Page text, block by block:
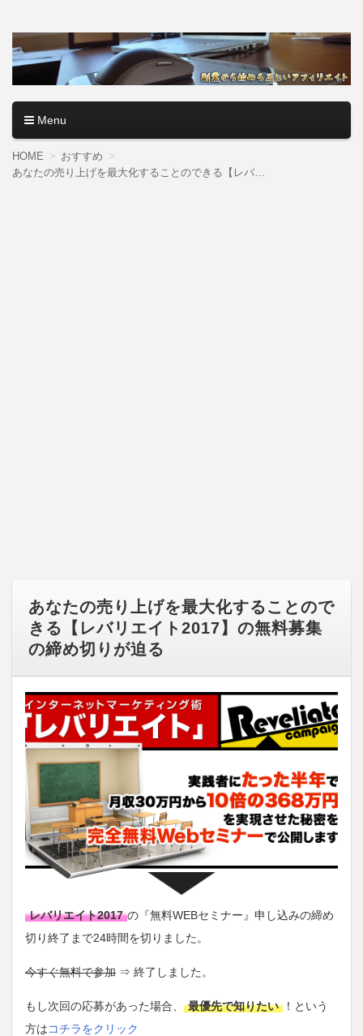
アフィリエイトロード【副
業から始める正しいアフィ
リエイト】
やり方を無料公開中。基礎講座からノウハウまでを当サイト
で記事として紹介しているので、パソコン初心者でも分かり
やすく解説しているので大丈夫＾＾
Menu
コンテンツへ移動
HOME
おすすめ
あなたの売り上げを最大化することので
きる【レバリエイト2017】の無料募集
の締め切りが迫る
レバリエイト2017 の『無料WEBセミナー』申し込みの締め
切り終了まで24時間を切りました。
今すぐ無料で参加 ⇒ 終了しました。
もし次回の応募があった場合、 最優先で知りたい
！という
方はコチラをクリック